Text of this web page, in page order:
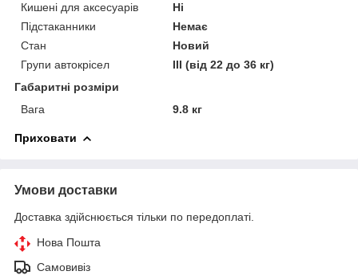
Кишені для аксесуарів
Ні
Підстаканники
Немає
Стан
Новий
Групи автокрісел
III (від 22 до 36 кг)
Габаритні розміри
Вага
9.8 кг
Приховати
Умови доставки
Доставка здійснюється тільки по передоплаті.
Нова Пошта
Самовивіз